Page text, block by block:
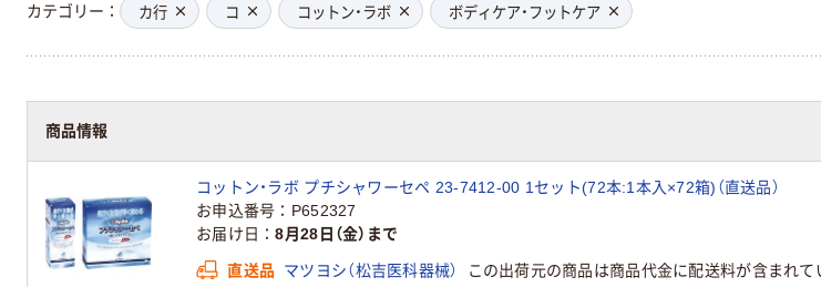
カテゴリー カ行 コ コットン・ラボ ボディケア・フットケア
商品情報
コットン・ラボ プチシャワーセペ 23-7412-00 1セット(72本:1本入×72箱)（直送品）
お申込番号
P652327
お届け日
8月28日（金）まで
直送品 マツヨシ（松吉医科器械） この出荷元の商品は商品代金に配送料が含まれて